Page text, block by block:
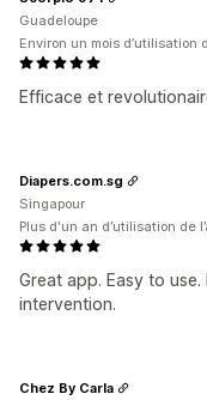
Efficace et
Guadeloupe
Environ un mois d’utilisation
Great app. Easy to
intervention.
Diapers.com.sg
Singapour
Plus d'un an d’utilisation de
Chez By Carla